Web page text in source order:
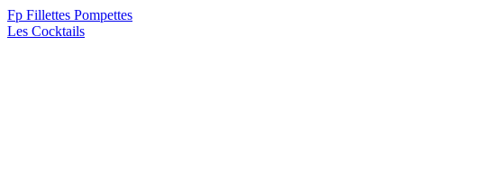
Fp Fillettes Pompettes
Les Cocktails